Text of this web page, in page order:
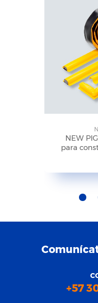
NEW
para
+57